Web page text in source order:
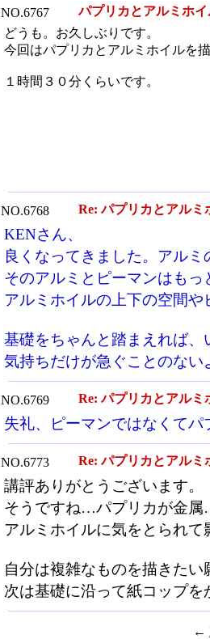
NO.6767
パプリカとアルミホイ
どうも。お久しぶりです。
今回はパプリカとアルミホイルを
１時間３０分くらいです。
NO.6768 Re: パプリカとアルミ
KENさん、
良くなってきました。アル
そのアルミとピーマンはも
アルミホイルの上下の空間
基礎をちゃんと踏まえれば
気持ちだけが急ぐことのない
NO.6769 Re: パプリカとアルミ
失礼、ピーマンではなくてパ
NO.6773 Re: パプリカとアルミ
講評ありがとうございます。
そうですね…パプリカが金
アルミホイルに気をとられ
自分は複雑なものを描きた
次は基礎に沿って紙コップ
←